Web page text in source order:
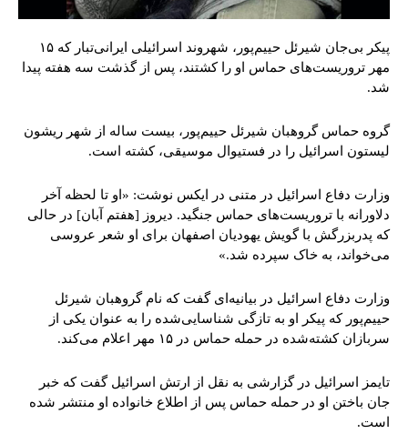
پیکر بی‌جان شیرئل حییم‌پور، شهروند اسرائیلی ایرانی‌تبار که ۱۵
مهر تروریست‌های حماس او را کشتند، پس از گذشت سه هفته پیدا
شد.
گروه حماس گروهبان شیرئل حییم‌پور، بیست ساله از شهر ریشون
لیستون اسرائیل را در فستیوال موسیقی، کشته است.
وزارت دفاع اسرائیل در متنی در ایکس نوشت: «او تا لحظه آخر
دلاورانه با تروریست‌های حماس جنگید. دیروز [هفتم آبان] در حالی
که پدربزرگش با گویش یهودیان اصفهان برای او شعر عروسی
می‌خواند، به خاک سپرده شد.»
وزارت دفاع اسرائیل در بیانیه‌ای گفت که نام گروهبان شیرئل
حییم‌پور که پیکر او به تازگی شناسایی‌شده را به عنوان یکی از
سربازان کشته‌شده در حمله حماس در ۱۵ مهر اعلام می‌‌کند.
تایمز اسرائیل در گزارشی به نقل از ارتش اسرائیل گفت که خبر
جان باختن او در حمله حماس پس از اطلاع خانواده او منتشر شده
است.